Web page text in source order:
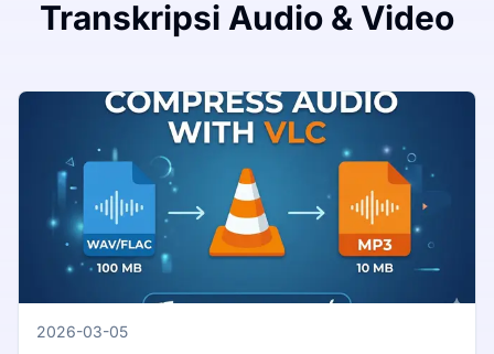
Transkripsi Audio & Video
2026-03-05